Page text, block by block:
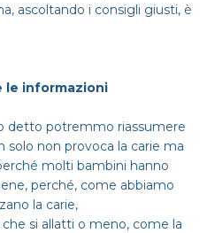
ascoltando i consigli giusti, è
le informazioni
detto potremmo riassumere
non provoca la carie ma
molti bambini hanno
perché, come abbiamo
la carie,
si allatti o meno, come la